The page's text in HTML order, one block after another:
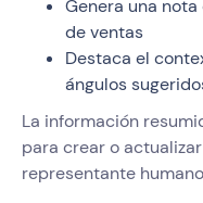
Genera una
de ventas
Destaca el
ángulos
La información
para crear o
representante